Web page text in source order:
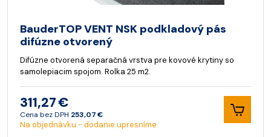
BauderTOP VENT NSK podkladový pás
difúzne otvorený
Difúzne otvorená separačná vrstva pre kovové krytiny so
samolepiacim spojom. Rolka 25 m2.
311,27 €
Cena bez DPH 253,07 €
Na objednávku - dodanie upresníme